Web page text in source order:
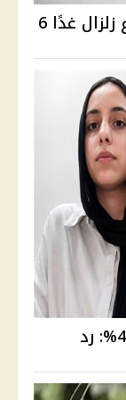
البحوث الفلكية تحسم مزاعم وقوع زلزال غدًا 6
القصة الكاملة لأزمة ريم صاحبة الـ4%: رد